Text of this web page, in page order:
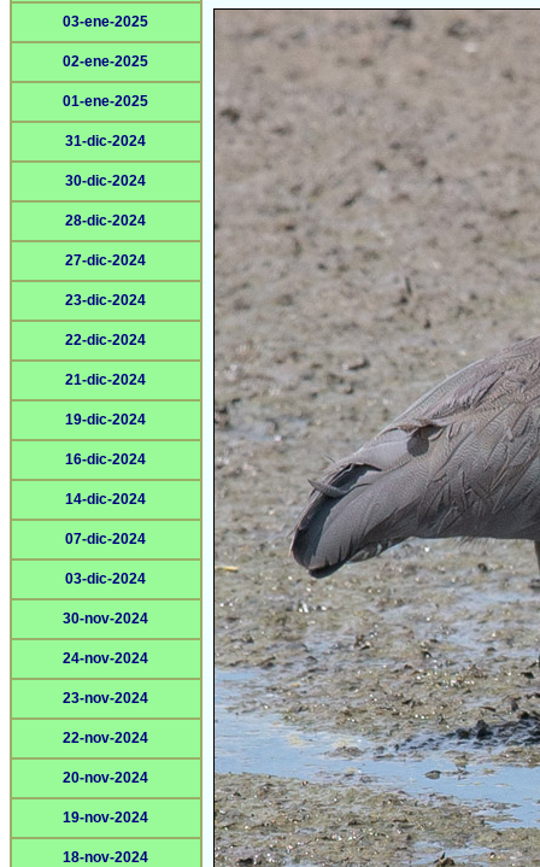
03-ene-2025
02-ene-2025
01-ene-2025
31-dic-2024
30-dic-2024
28-dic-2024
27-dic-2024
23-dic-2024
22-dic-2024
21-dic-2024
19-dic-2024
16-dic-2024
14-dic-2024
07-dic-2024
03-dic-2024
30-nov-2024
24-nov-2024
23-nov-2024
22-nov-2024
20-nov-2024
19-nov-2024
18-nov-2024